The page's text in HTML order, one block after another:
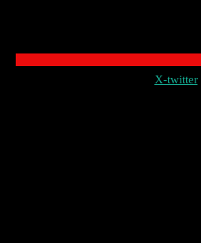
X-twitter